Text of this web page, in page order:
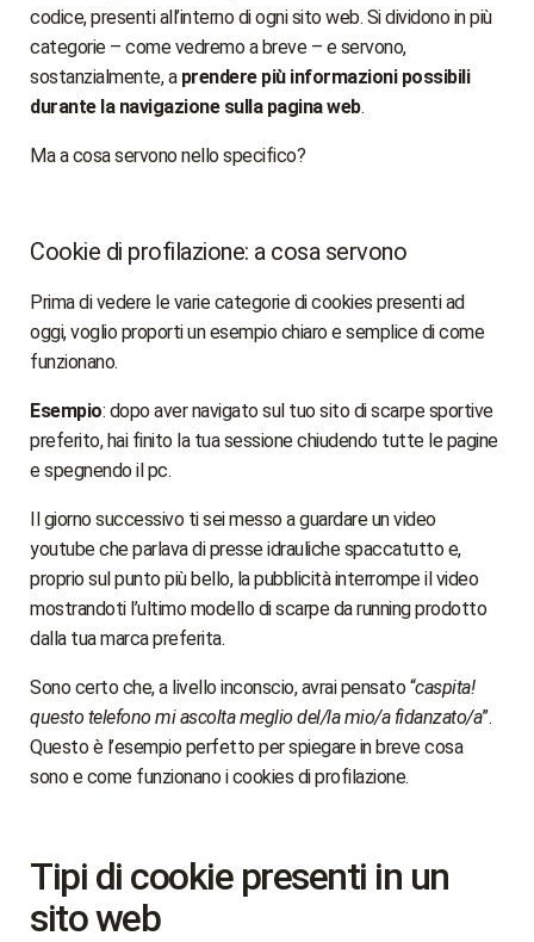
codice, presenti all’interno di ogni sito web. Si dividono in più
categorie – come vedremo a breve – e servono,
sostanzialmente, a prendere più informazioni possibili
durante la navigazione sulla pagina web.
Ma a cosa servono nello specifico?
Cookie di profilazione: a cosa servono
Prima di vedere le varie categorie di cookies presenti ad
oggi, voglio proporti un esempio chiaro e semplice di come
funzionano.
Esempio: dopo aver navigato sul tuo sito di scarpe sportive
preferito, hai finito la tua sessione chiudendo tutte le pagine
e spegnendo il pc.
Il giorno successivo ti sei messo a guardare un video
youtube che parlava di presse idrauliche spaccatutto e,
proprio sul punto più bello, la pubblicità interrompe il video
mostrandoti l’ultimo modello di scarpe da running prodotto
dalla tua marca preferita.
Sono certo che, a livello inconscio, avrai pensato “caspita!
questo telefono mi ascolta meglio del/la mio/a fidanzato/a”.
Questo è l’esempio perfetto per spiegare in breve cosa
sono e come funzionano i cookies di profilazione.
Tipi di cookie presenti in un
sito web